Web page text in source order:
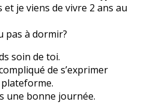
et je viens de vivre 2 ans au
pas à dormir?
soin de toi.
de s’exprimer
une bonne journée.